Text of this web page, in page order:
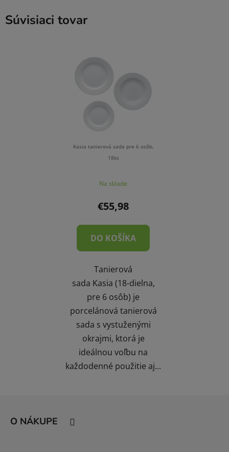
Súvisiaci tovar
Kasia tanierová sada pre 6 osôb,
18ks
Na sklade
€55,98
DO KOŠÍKA
Tanierová
sada Kasia (18-dielna,
pre 6 osôb) je
porcelánová tanierová
sada s vystuženými
okrajmi, ktorá je
ideálnou voľbu na
každodenné použitie aj...
O NÁKUPE